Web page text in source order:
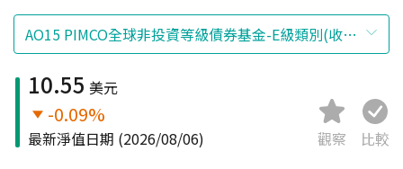
10.55 美元
-0.09%
最新淨值日期 (2026/08/06) 觀察 比較